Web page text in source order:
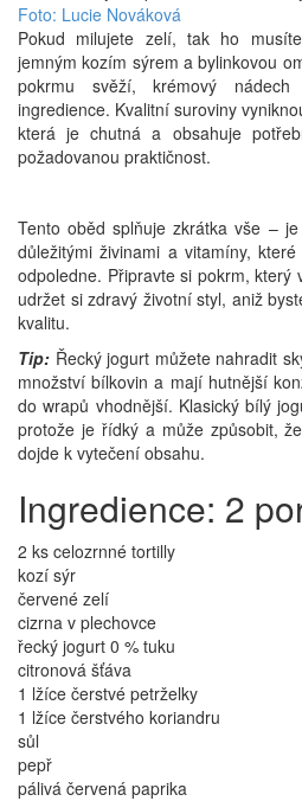
Foto: Lucie Nováková
Pokud milujete zelí, tak ho
jemným kozím sýrem a bylinkovou
pokrmu svěží, krémový
ingredience. Kvalitní suroviny
která je chutná a obsahuje
požadovanou praktičnost.
Tento oběd splňuje zkrátka vše –
důležitými živinami a vitamíny,
odpoledne. Připravte si pokrm, který
udržet si zdravý životní styl, aniž
kvalitu.
Tip: Řecký jogurt můžete nahradit
množství bílkovin a mají hutnější
do wrapů vhodnější. Klasický bílý
protože je řídký a může způsobit,
dojde k vytečení obsahu.
Ingredience: 2
2 ks celozrnné tortilly
kozí sýr
červené zelí
cizrna v plechovce
řecký jogurt 0 % tuku
citronová šťáva
1 lžíce čerstvé petrželky
1 lžíce čerstvého koriandru
sůl
pepř
pálivá červená paprika